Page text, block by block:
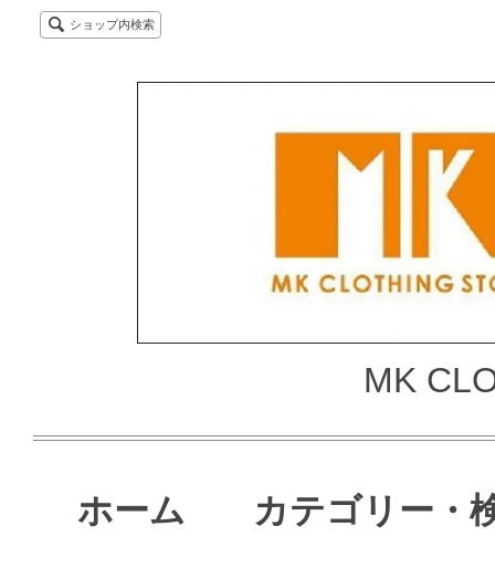
ショップ内検索
MK
ホーム カテゴリー・